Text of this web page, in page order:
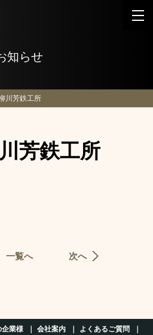
知らせ
川芳鉄工所
芳鉄工所
一覧へ 次へ
企業様 会社案内
よくあるご質問